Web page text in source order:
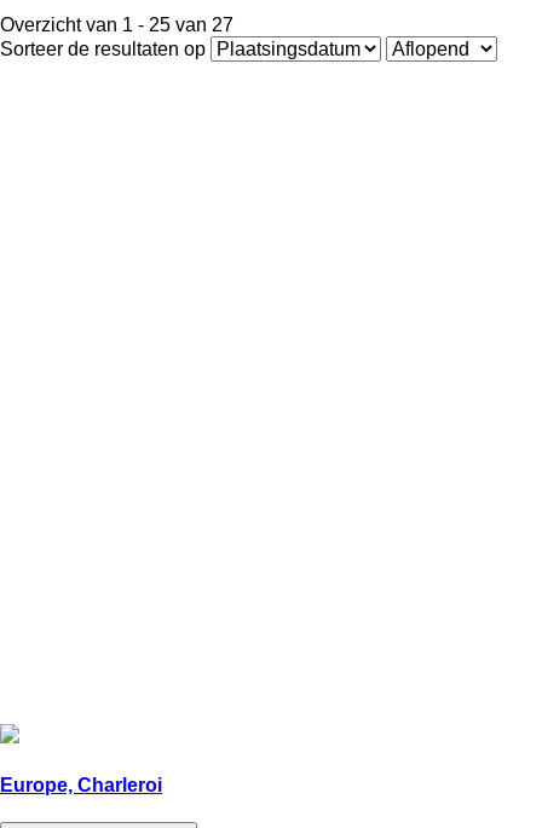
Overzicht van 1 - 25 van 27
Sorteer de resultaten op
Europe, Charleroi